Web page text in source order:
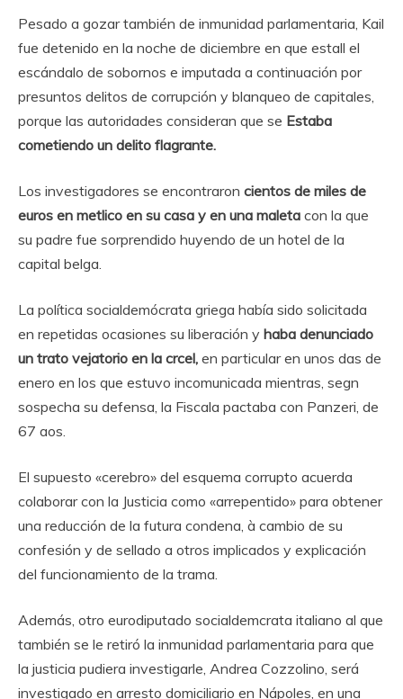
Pesado a gozar también de inmunidad parlamentaria, Kail
fue detenido en la noche de diciembre en que estall el
escándalo de sobornos e imputada a continuación por
presuntos delitos de corrupción y blanqueo de capitales,
porque las autoridades consideran que se Estaba
cometiendo un delito flagrante.
Los investigadores se encontraron cientos de miles de
euros en metlico en su casa y en una maleta con la que
su padre fue sorprendido huyendo de un hotel de la
capital belga.
La política socialdemócrata griega había sido solicitada
en repetidas ocasiones su liberación y haba denunciado
un trato vejatorio en la crcel, en particular en unos das de
enero en los que estuvo incomunicada mientras, segn
sospecha su defensa, la Fiscala pactaba con Panzeri, de
67 aos.
El supuesto «cerebro» del esquema corrupto acuerda
colaborar con la Justicia como «arrepentido» para obtener
una reducción de la futura condena, à cambio de su
confesión y de sellado a otros implicados y explicación
del funcionamiento de la trama.
Además, otro eurodiputado socialdemcrata italiano al que
también se le retiró la inmunidad parlamentaria para que
la justicia pudiera investigarle, Andrea Cozzolino, será
investigado en arresto domiciliario en Nápoles, en una